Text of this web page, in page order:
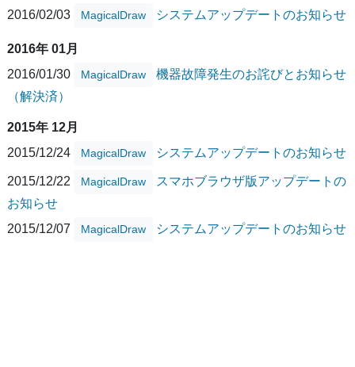
2016/02/03 MagicalDraw システムアップデートのお知らせ
2016年 01月
2016/01/30
MagicalDraw
機器故障発生のお詫びとお知らせ
（解決済）
2015年 12月
2015/12/24
MagicalDraw システムアップデートのお知らせ
2015/12/22 MagicalDraw
スマホブラウザ版アップデートの
お知らせ
2015/12/07
MagicalDraw システムアップデートのお知らせ